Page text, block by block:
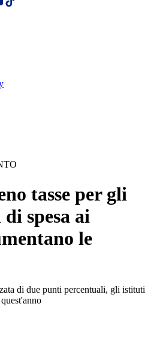
tasse per gli
spesa ai
le
di due punti percentuali, gli istituti